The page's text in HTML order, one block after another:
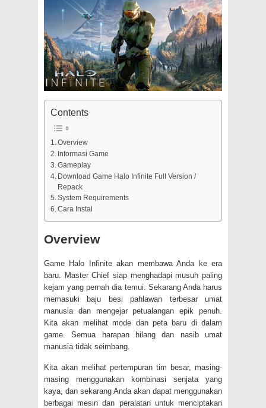
Contents
Overview
Informasi Game
Gameplay
Download Game Halo Infinite Full Version /
Repack
System Requirements
Cara Instal
Overview
Game Halo Infinite akan membawa Anda ke era
baru. Master Chiefsiap menghadapi musuh paling
kejam yang pernah dia temui. Sekarang Anda harus
memasuki baju besi pahlawan terbesar umat
manusia dan mengejar petualangan epik penuh.
Kita akan melihat mode dan peta baru di dalam
game. Semua harapan hilang dan nasib umat
manusia tidak seimbang.
Kita akan melihat pertempuran tim besar, masing-
masing menggunakan kombinasi senjata yang
kaya, dan sekarang Anda akan dapat menggunakan
berbagai mesin dan peralatan untuk menciptakan